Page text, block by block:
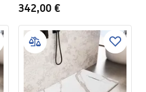
342,00 €